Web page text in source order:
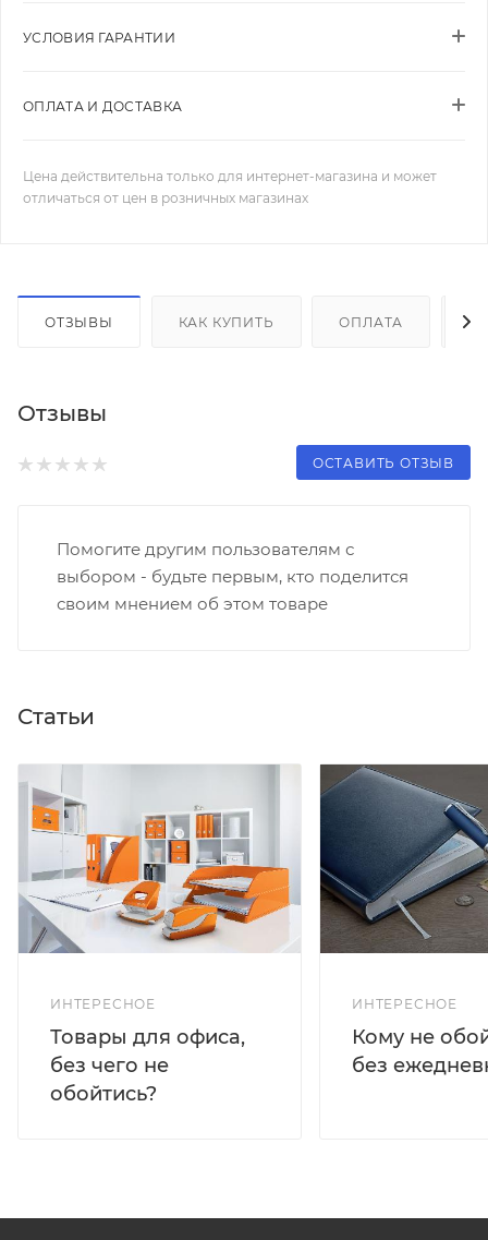
УСЛОВИЯ ГАРАНТИИ
ОПЛАТА И ДОСТАВКА
Цена действительна только для интернет-магазина и может
отличаться от цен в розничных магазинах
ОТЗЫВЫ КАК КУПИТЬ ОПЛАТА
Отзывы
ОСТАВИТЬ ОТЗЫВ
Помогите другим пользователям с
выбором - будьте первым, кто поделится
своим мнением об этом товаре
Статьи
ИНТЕРЕСНОЕ
Товары для офиса,
без чего не
обойтись?
ИНТЕРЕСНОЕ
Кому не
без